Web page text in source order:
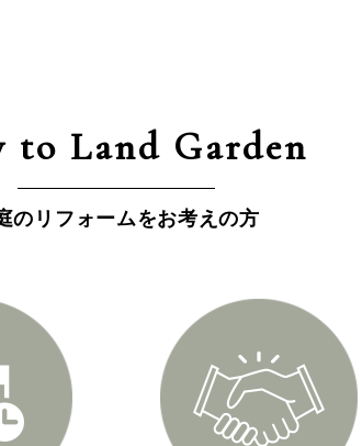
to Land Garden
のリフォームをお考えの方